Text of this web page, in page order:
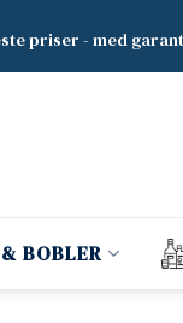
priser - med
BOBLER